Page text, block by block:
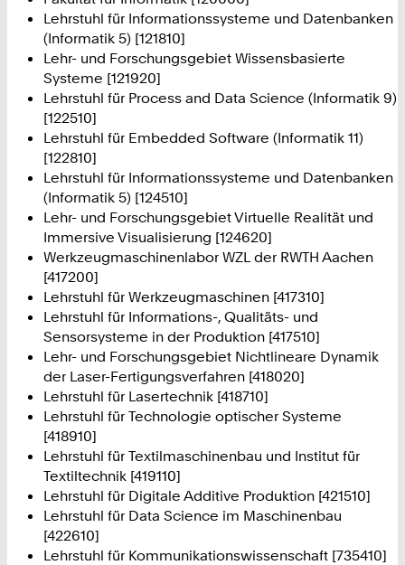
Lehrstuhl für Informationssysteme und Datenbanken
(Informatik 5) [121810]
Lehr- und Forschungsgebiet Wissensbasierte
Systeme [121920]
Lehrstuhl für Process and Data Science (Informatik 9)
[122510]
Lehrstuhl für Embedded Software (Informatik 11)
[122810]
Lehrstuhl für Informationssysteme und Datenbanken
(Informatik 5) [124510]
Lehr- und Forschungsgebiet Virtuelle Realität und
Immersive Visualisierung [124620]
Werkzeugmaschinenlabor WZL der RWTH Aachen
[417200]
Lehrstuhl für Werkzeugmaschinen [417310]
Lehrstuhl für Informations-, Qualitäts- und
Sensorsysteme in der Produktion [417510]
Lehr- und Forschungsgebiet Nichtlineare Dynamik
der Laser-Fertigungsverfahren [418020]
Lehrstuhl für Lasertechnik [418710]
Lehrstuhl für Technologie optischer Systeme
[418910]
Lehrstuhl für Textilmaschinenbau und Institut für
Textiltechnik [419110]
Lehrstuhl für Digitale Additive Produktion [421510]
Lehrstuhl für Data Science im Maschinenbau
[422610]
Lehrstuhl für Kommunikationswissenschaft [735410]